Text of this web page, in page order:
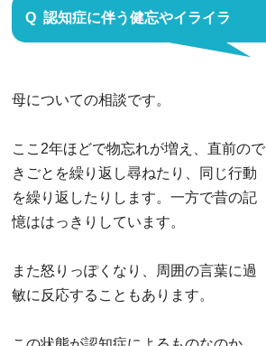
認知症に伴う健忘やイライラ
母についての相談です。
ここ2年ほどで物忘れが増え、直前ので
きごとを繰り返し尋ねたり、同じ行動
を繰り返したりします。一方で昔の記
憶ははっきりしています。
また怒りっぽくなり、周囲の言葉に過
敏に反応することもあります。